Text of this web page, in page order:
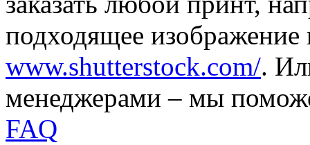
подходящее изображение
www.shutterstock.com/.
менеджерами – мы
FAQ